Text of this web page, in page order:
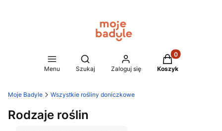
Menu
Otwórz wyszukiwarkę
Szukaj Zaloguj się
Produkty w
Koszyk
Moje Badyle Wszystkie rośliny doniczkowe
Rodzaje roślin